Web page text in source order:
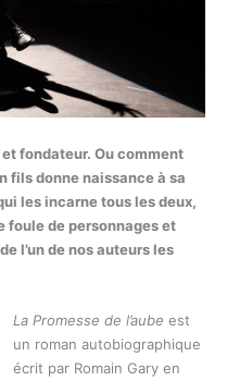
fondateur. Ou comment
fils donne naissance à sa
les incarne tous les deux,
foule de personnages et
l’un de nos auteurs les
La Promesse de l’aube est
un roman autobiographique
écrit par Romain Gary en